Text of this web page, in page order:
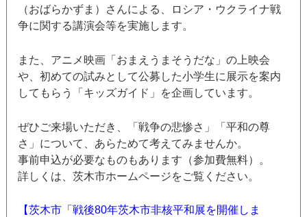
（おばらかずま）さんによる、ロシア・ウクライナ戦
争に関する講演会等を実施します。
また、アニメ映画「おまえうまそうだな」の上映会
や、初めての試みとして公募した小学生に展示を案内
してもらう「キッズガイド」を企画しています。
ぜひご来場いただき、「戦争の悲惨さ」「平和の尊
さ」について、あらためて考えてみませんか。
事前申込が必要なものもあります（参加費無料）。
詳しくは、茨木市ホームページをご覧ください。
【茨木市「戦後80年茨木市非核平和展を開催しま